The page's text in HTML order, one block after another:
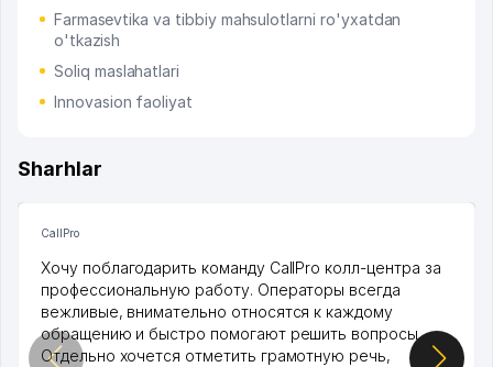
Farmasevtika va tibbiy mahsulotlarni ro'yxatdan
o'tkazish
Soliq maslahatlari
Innovasion faoliyat
Sharhlar
CallPro
Хочу поблагодарить команду CallPro колл-центра за
профессиональную работу. Операторы всегда
вежливые, внимательно относятся к каждому
обращению и быстро помогают решить вопросы.
Отдельно хочется отметить грамотную речь,